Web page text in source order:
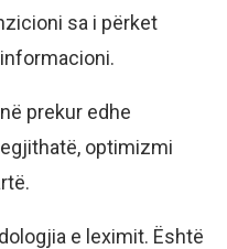
sa i përket
prekur edhe
optimizmi
e leximit. Është